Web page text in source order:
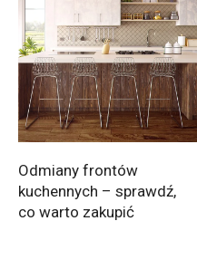
Odmiany frontów
kuchennych – sprawdź,
co warto zakupić